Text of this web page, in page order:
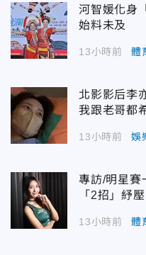
河智媛化身
始料未及
13小時前 體
北影影后李
我跟老哥都
13小時前 娛
專訪/明星賽
「2招」紓
13小時前 體